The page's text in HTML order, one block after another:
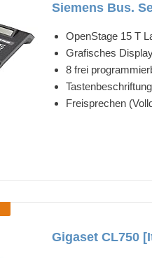
Siemens Bus.
OpenStage 15 T
Grafisches
8 frei
Freisprechen
Gigaset CL750